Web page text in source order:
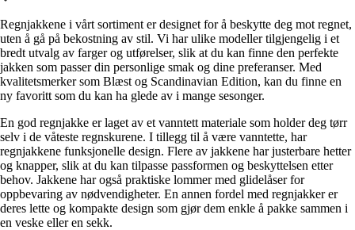
Reise
Informasjon
Tilbehør
Tips og triks
Lukk
Klær
Reise
Informasjon
Tilbehør
Tips og triks
Målsøm
Lukk
Regnjakkene i vårt sortiment er designet for å beskytte deg mot regnet,
uten å gå på bekostning av stil. Vi har ulike modeller tilgjengelig i et
bredt utvalg av farger og utførelser, slik at du kan finne den perfekte
jakken som passer din personlige smak og dine preferanser. Med
kvalitetsmerker som Blæst og Scandinavian Edition, kan du finne en
ny favoritt som du kan ha glede av i mange sesonger.
En god regnjakke er laget av et vanntett materiale som holder deg tørr
selv i de våteste regnskurene. I tillegg til å være vanntette, har
regnjakkene funksjonelle design. Flere av jakkene har justerbare hetter
og knapper, slik at du kan tilpasse passformen og beskyttelsen etter
behov. Jakkene har også praktiske lommer med glidelåser for
oppbevaring av nødvendigheter. En annen fordel med regnjakker er
deres lette og kompakte design som gjør dem enkle å pakke sammen i
en veske eller en sekk.